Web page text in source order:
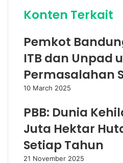
Konten Terkait
Pemkot
ITB dan Unpad
Permasalahan
10 March 2025
PBB: Dunia
Juta Hektar
Setiap Tahun
21 November 2025